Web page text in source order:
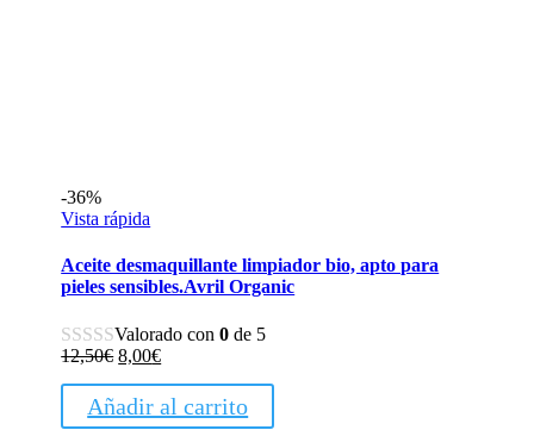
-36%
Vista rápida
Aceite desmaquillante limpiador bio, apto para
pieles sensibles.Avril Organic
Valorado con0 de 5
12,50€ El
original
era:
8,00€El
actual
es:
Añadir al carrito